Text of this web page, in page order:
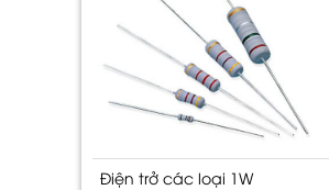
Điện trở các loại 1W